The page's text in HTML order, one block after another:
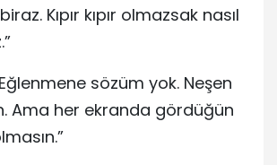
Kıpır kıpır olmazsak nasıl
sözüm yok. Neşen
Ama her ekranda gördüğün